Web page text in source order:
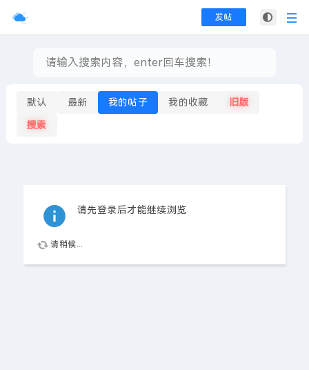
发帖
默认 最新 我的帖子 我的收藏 旧版
搜索
请先登录后才能继续浏览
请稍候...